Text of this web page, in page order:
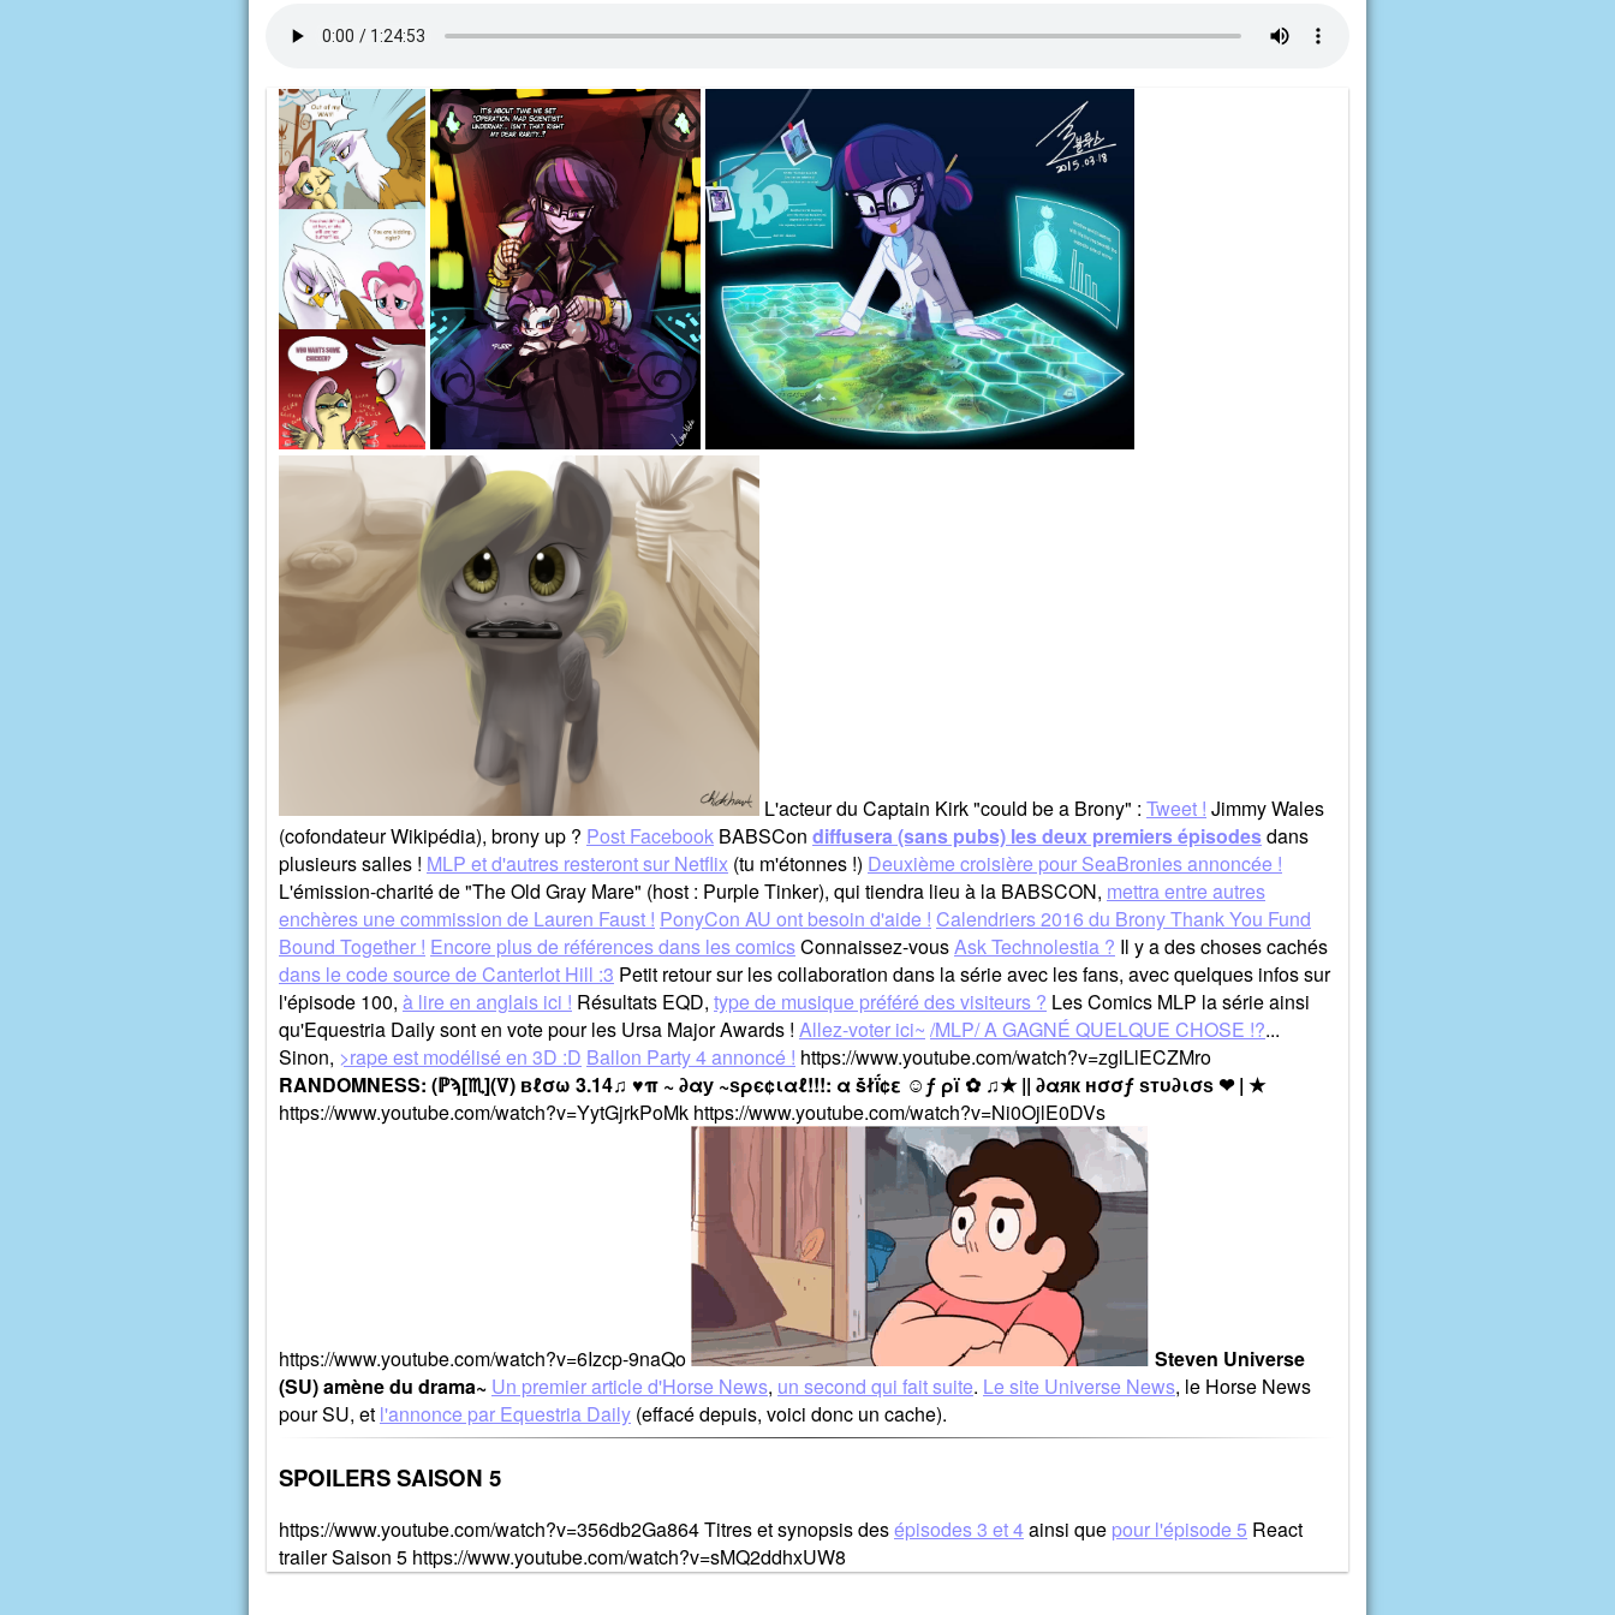
L'acteur du Captain Kirk "could be a Brony" : Tweet ! Jimmy Wales
(cofondateur Wikipédia), brony up ? Post Facebook BABSCon diffusera (sans pubs) les deux premiers épisodesdans
plusieurs salles ! MLP et d'autres resteront sur Netflix (tu m'étonnes !) Deuxième croisière pour SeaBronies annoncée !
L'émission-charité de "The Old Gray Mare" (host : Purple Tinker), qui tiendra lieu à la BABSCON, mettra entre autres
enchères une commission de Lauren Faust ! PonyCon AU ont besoin d'aide ! Calendriers 2016 du Brony Thank You Fund
Bound Together ! Encore plus de références dans les comicsConnaissez-vousAsk Technolestia ? Il y a des choses cachés
dans le code source de Canterlot Hill :3 Petit retour sur les collaboration dans la série avec les fans, avec quelques infos sur
l'épisode 100, à lire en anglais ici ! Résultats EQD, type de musique préféré des visiteurs ? Les Comics MLP la série ainsi
qu'Equestria Daily sont en vote pour les Ursa Major Awards ! Allez-voter ici~ /MLP/ A GAGNÉ QUELQUE CHOSE !?...
Sinon, >rape est modélisé en 3D :D Ballon Party 4 annoncé ! https://www.youtube.com/watch?v=zglLlECZMro
RANDOMNESS: (ℙϡ[♏](Ṽ) вℓσω 3.14♫ ♥π ~ ∂αу ~ѕρє¢ιαℓ!!!: α ṧłḯ¢ε ☺ƒ ρї ✿ ♫★ || ∂αяк нσσƒ ѕтυ∂ισѕ ❤ | ★
https://www.youtube.com/watch?v=YytGjrkPoMk https://www.youtube.com/watch?v=Ni0OjlE0DVs
https://www.youtube.com/watch?v=6Izcp-9naQo
Steven Universe
(SU) amène du drama~ Un premier article d'Horse News, un second qui fait suite. Le site Universe News, le Horse News
pour SU, et l'annonce par Equestria Daily (effacé depuis, voici donc un cache).
SPOILERS SAISON 5
https://www.youtube.com/watch?v=356db2Ga864 Titres et synopsis desépisodes 3 et 4ainsi que pour l'épisode 5 React
trailer Saison 5 https://www.youtube.com/watch?v=sMQ2ddhxUW8